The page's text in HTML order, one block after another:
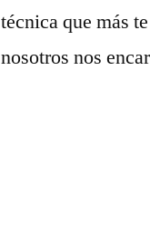
técnica que más
nosotros nos